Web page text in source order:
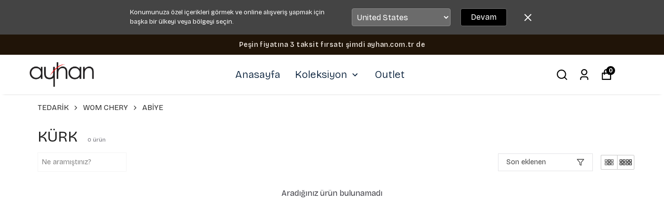
Konumunuza özel içerikleri görmek ve online alışveriş yapmak için
başka bir ülkeyi veya bölgeyi seçin.
Devam
Peşin fiyatına 3 taksit fırsatı şimdi ayhan.com.tr de
Anasayfa Koleksiyon Outlet 0
TEDARİK WOM CHERY ABİYE
KÜRK 0 ürün
Son eklenen
Aradığınız ürün bulunamadı